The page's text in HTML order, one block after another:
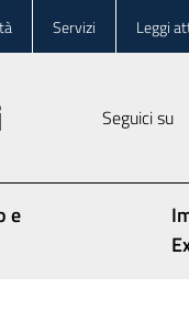
Servizi Leggi
Seguici su
e